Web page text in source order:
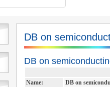
DB on
DB on
Name:
DB on